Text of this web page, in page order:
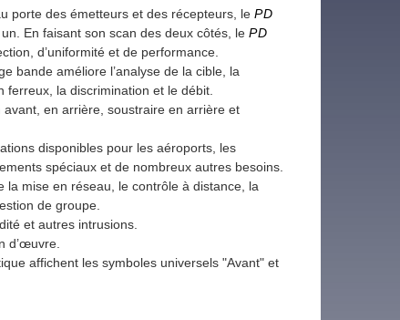
porte des émetteurs et des récepteurs, le PD
En faisant son scan des deux côtés, le PD
d’uniformité et de performance.
bande améliore l’analyse de la cible, la
la discrimination et le débit.
en arrière, soustraire en arrière et
disponibles pour les aéroports, les
spéciaux et de nombreux autres besoins.
la mise en réseau, le contrôle à distance, la
de groupe.
et autres intrusions.
d’œuvre.
affichent les symboles universels "Avant" et